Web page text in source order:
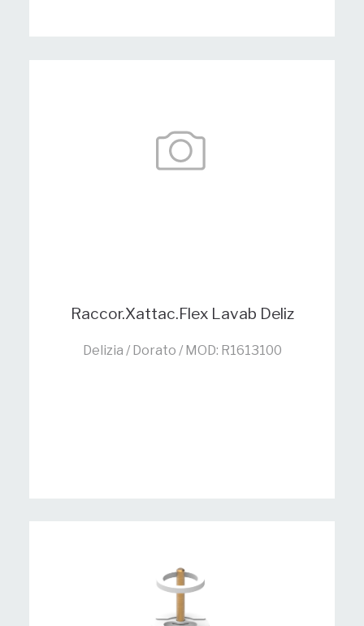
Raccor.Xattac.Flex Lavab Deliz
Delizia / Dorato / MOD: R1613100